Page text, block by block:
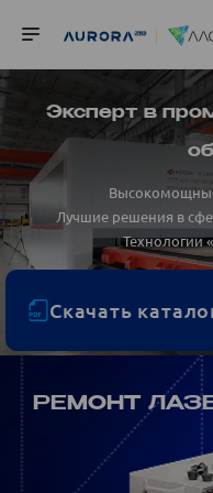
Эксперт в
Лучшие решения в
Технологии
Скачать
РЕМОНТ